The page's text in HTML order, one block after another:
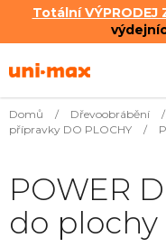
Totální VÝPRODEJ
na
Domů / Dřevoobrábění /
přípravky DO PLOCHY
/
POWER
do plochy